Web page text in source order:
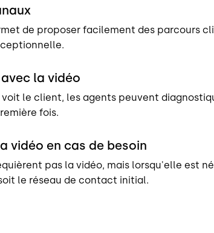
de proposer facilement des parcours
la vidéo
voit le client, les agents peuvent
fois.
vidéo en cas de besoin
pas la vidéo, mais lorsqu'elle est
le réseau de contact initial.